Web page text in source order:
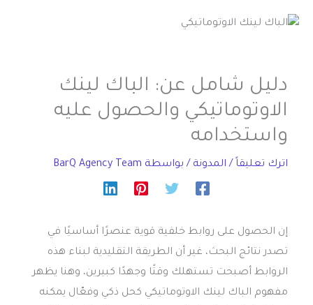
دليل شامل عن: الباك لينك
الاوتوماتيكي والحصول عليه
واستخدامه
اترك تعليقاً / المدونة / بواسطة BarQ Agency Team
إن الحصول على روابط خلفية قوية عنصرًا أساسيًا في
تصدر نتائج البحث، غير أن الطريقة التقليدية لبناء هذه
الروابط أصبحت تستهلك وقتًا وجهدًا كبيرين، وهنا يظهر
مفهوم الباك لينك الاوتوماتيكي كحل ذكي وفعّال يمكنه